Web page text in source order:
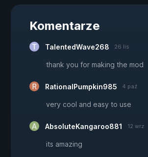
Komentarze
TalentedWave268 26 lis
thank you for making the mod
RationalPumpkin985 4 paź
very cool and easy to use
AbsoluteKangaroo881 12 wrz
its amazing